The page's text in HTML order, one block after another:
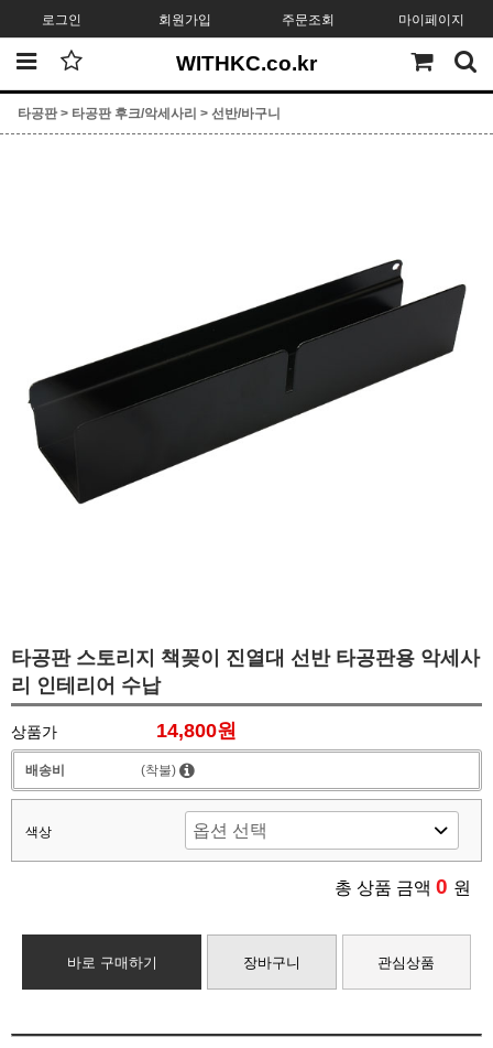
로그인 회원가입 주문조회 마이페이지
WITHKC.co.kr
타공판 > 타공판 후크/악세사리 > 선반/바구니
타공판 스토리지 책꽂이 진열대 선반 타공판용 악세사
리 인테리어 수납
상품가 14,800원
배송비 (착불)
색상
총 상품 금액 0 원
바로 구매하기 장바구니 관심상품